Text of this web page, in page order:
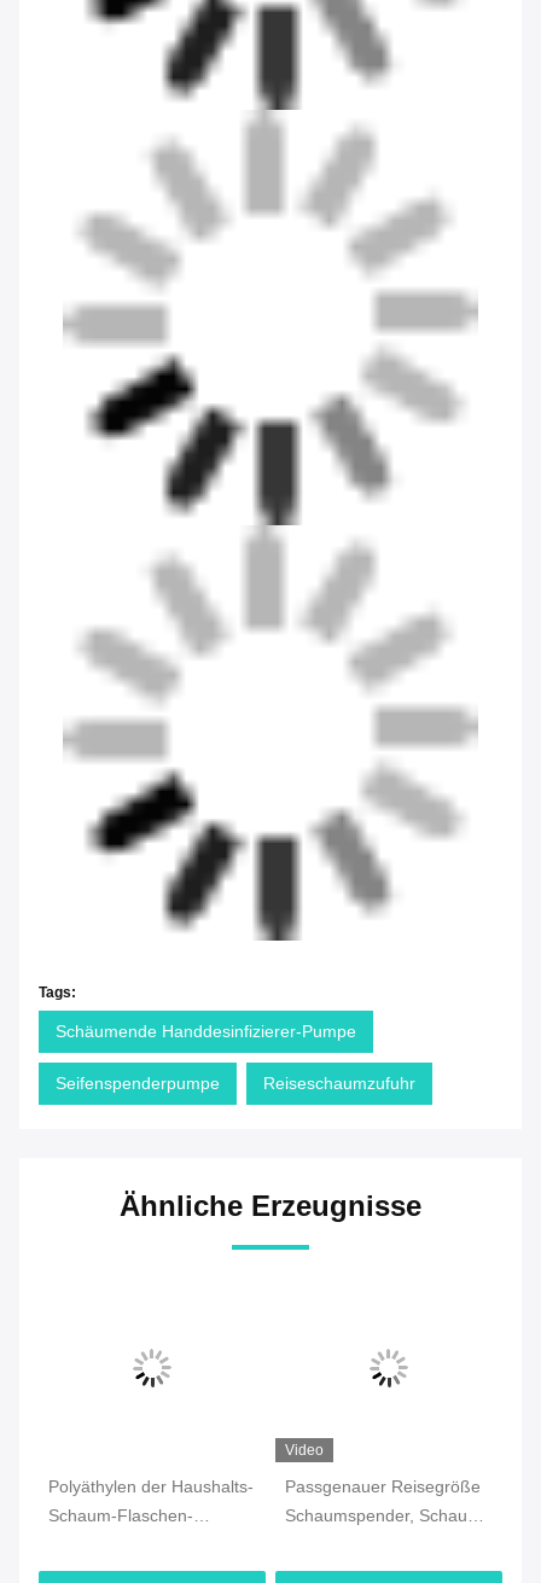
Tags:
Schäumende Handdesinfizierer-Pumpe
Seifenspenderpumpe Reiseschaumzufuhr
Ähnliche Erzeugnisse
Polyäthylen der Haushalts-
Schaum-Flaschen-
Flasche
Video
Passgenauer Reisegröße
Schaumspender, Schaum-
42mm, 40mm, 30mm